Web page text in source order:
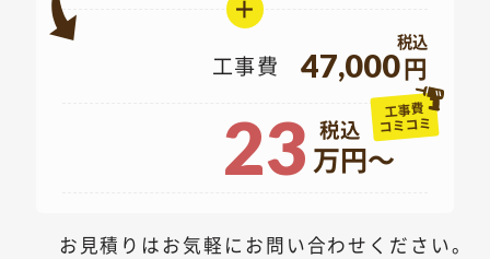
＋
工事費 47,000円
工事費
コミコミ
23 万円～
お見積りはお気軽にお問い合わせください。